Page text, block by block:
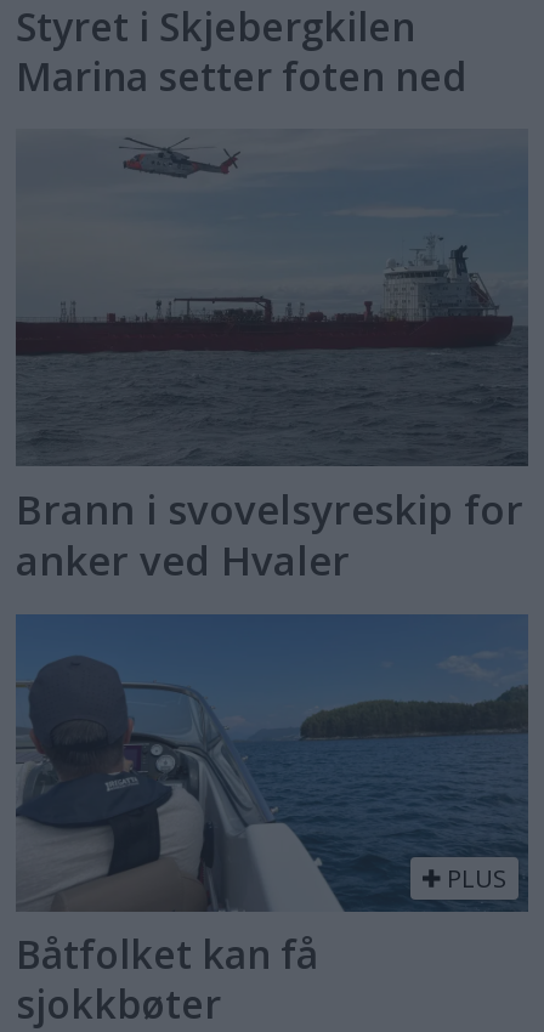
Styret i Skjebergkilen
Marina setter foten ned
Brann i svovelsyreskip for
anker ved Hvaler
PLUS
Båtfolket kan få
sjokkbøter